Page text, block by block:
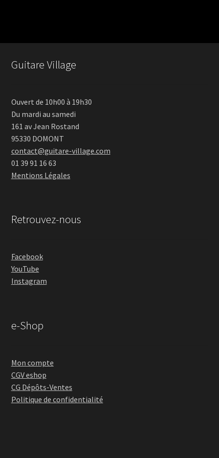
Guitare Village
Ouvert de 10h00 à 19h30
Du mardi au samedi
161 av Jean Rostand
95330 DOMONT
contact@guitare-village.com
01 39 91 16 63
Mentions Légales
Retrouvez-nous
Facebook
YouTube
Instagram
e-Shop
Mon compte
CGV eshop
CG Dépôts-Ventes
Politique de confidentialité